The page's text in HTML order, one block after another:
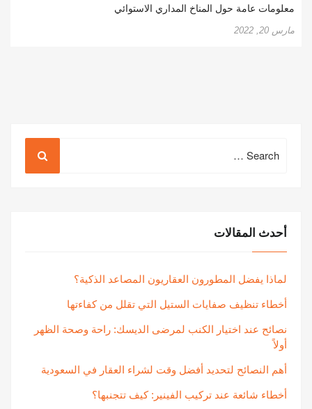
معلومات عامة حول المناخ المداري الاستوائي
مارس 20, 2022
for:
أحدث المقالات
لماذا يفضل المطورون العقاريون المصاعد الذكية؟
أخطاء تنظيف صفايات الستيل التي تقلل من كفاءتها
نصائح عند اختيار الكنب لمرضى الديسك: راحة وصحة الظهر
أولاً
أهم النصائح لتحديد أفضل وقت لشراء العقار في السعودية
أخطاء شائعة عند تركيب الفينير: كيف تتجنبها؟